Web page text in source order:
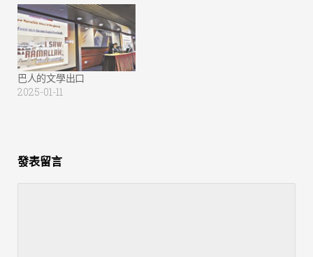
巴人的文學出口
2025-01-11
發表留言